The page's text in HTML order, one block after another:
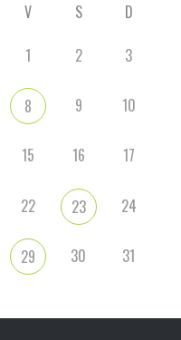
V S
D
1 2 3
8 9 10
15 16 17
22 23 24
29 30 31